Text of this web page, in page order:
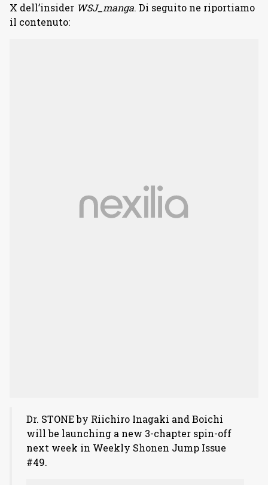
X dell’insider WSJ_manga. Di seguito ne riportiamo
il contenuto:
Dr. STONE by Riichiro Inagaki and Boichi
will be launching a new 3-chapter spin-off
next week in Weekly Shonen Jump Issue
#49.